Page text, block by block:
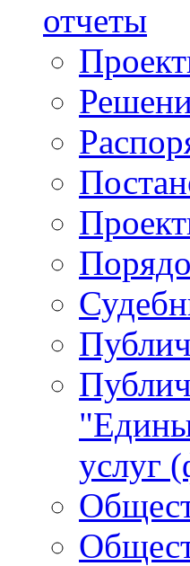
отчеты
услуг